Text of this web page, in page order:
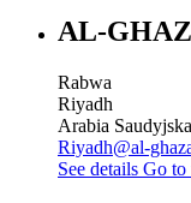
AL-
Rabwa
Riyadh
Arabia Saudyjska
Riyadh@al-
See details Go